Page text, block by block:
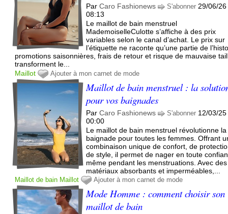
ParCaro Fashionews S'abonner 29/06/26
08:13
Le maillot de bain menstruel
MademoiselleCulotte s’affiche à des prix
variables selon le canal d’achat. Le prix sur
l’étiquette ne raconte qu’une partie de
promotions saisonnières, frais de retour et risque de mauvaise
transforment le...
Maillot
Ajouter à mon carnet de mode
Maillot de bain menstruel : la
pour vos baignades
ParCaro Fashionews S'abonner 12/03/25
00:00
Le maillot de bain menstruel révolutionne la
baignade pour toutes les femmes. Offrant
combinaison unique de confort, de
de style, il permet de nager en toute
même pendant les menstruations. Avec des
matériaux absorbants et imperméables,...
Maillot de bain Maillot Ajouter à mon carnet de mode
Mode Homme : comment choisir son
maillot de bain